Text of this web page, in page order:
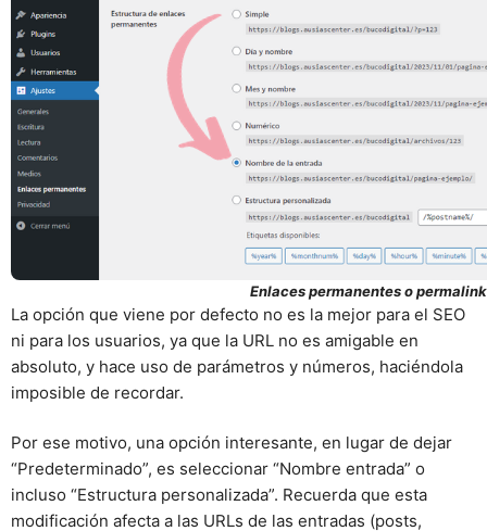
Enlaces permanentes o
La opción que viene por defecto no es la mejor para el SEO
ni para los usuarios, ya que la URL no es amigable en
absoluto, y hace uso de parámetros y números, haciéndola
imposible de recordar.
Por ese motivo, una opción interesante, en lugar de dejar
“Predeterminado”, es seleccionar “Nombre entrada” o
incluso “Estructura personalizada”. Recuerda que esta
modificación afecta a las URLs de las entradas (posts,